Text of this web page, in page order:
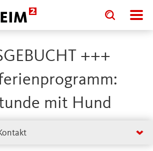
Toggle
search
input
Toggle
search
input
+++
mit Hund